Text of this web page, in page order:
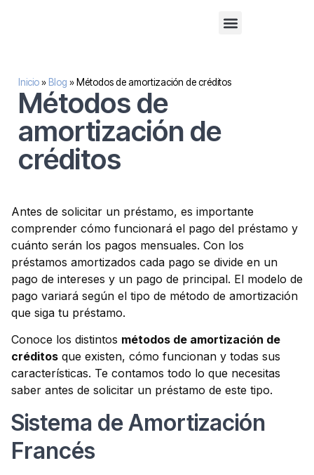
Inicio» Blog » Métodos de amortización de créditos
Métodos de
amortización de
créditos
Antes de solicitar un préstamo, es importante
comprender cómo funcionará el pago del préstamo y
cuánto serán los pagos mensuales. Con los
préstamos amortizados cada pago se divide en un
pago de intereses y un pago de principal. El modelo de
pago variará según el tipo de método de amortización
que siga tu préstamo.
Conoce los distintos métodos de amortización de
créditos que existen, cómo funcionan y todas sus
características. Te contamos todo lo que necesitas
saber antes de solicitar un préstamo de este tipo.
Sistema de Amortización
Francés